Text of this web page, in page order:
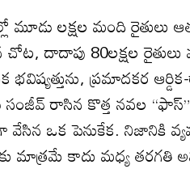
లక్షల మంది రైతులు
చోట, దాదాపు 80లక్షల
ప్రమాదకర
రాసిన కొత్త నవల
వేసిన ఒక పెనుకేక. నిజానికి
మాత్రమే కాదు మధ్య తరగతి